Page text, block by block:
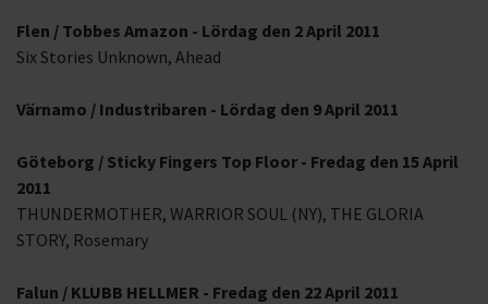
Flen / Tobbes Amazon - Lördag den 2 April 2011
Six Stories Unknown, Ahead
Värnamo / Industribaren - Lördag den 9 April 2011
Göteborg / Sticky Fingers Top Floor - Fredag den 15 April
2011
THUNDERMOTHER, WARRIOR SOUL (NY), THE GLORIA
STORY, Rosemary
Falun / KLUBB HELLMER - Fredag den 22 April 2011